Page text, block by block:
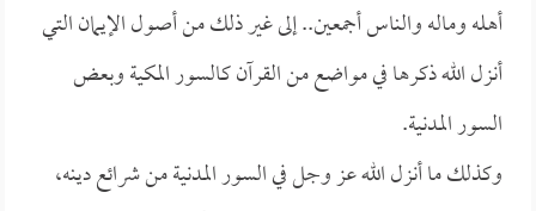
أهله وماله والناس أجمعين.. إلى غير ذلك من أصول الإيمان التي
أنزل الله ذكرها في مواضع من القرآن كالسور المكية وبعض
السور المدنية.
وكذلك ما أنزل الله عز وجل في السور المدنية من شرائع دينه،